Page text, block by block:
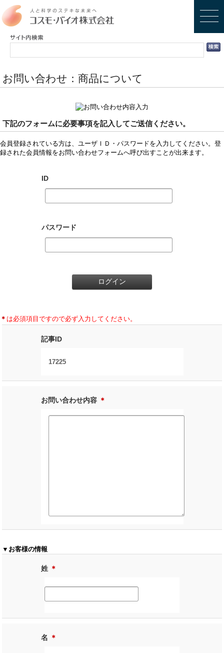
お問い合わせ：商品について
下記のフォームに必要事項を記入してご送信ください。
会員登録されている方は、ユーザＩＤ・パスワードを入力してください。登
録された会員情報をお問い合わせフォームへ呼び出すことが出来ます。
ID
パスワード
＊ は必須項目ですので必ず入力してください。
記事ID
17225
お問い合わせ内容 ＊
▼お客様の情報
姓 ＊
名 ＊